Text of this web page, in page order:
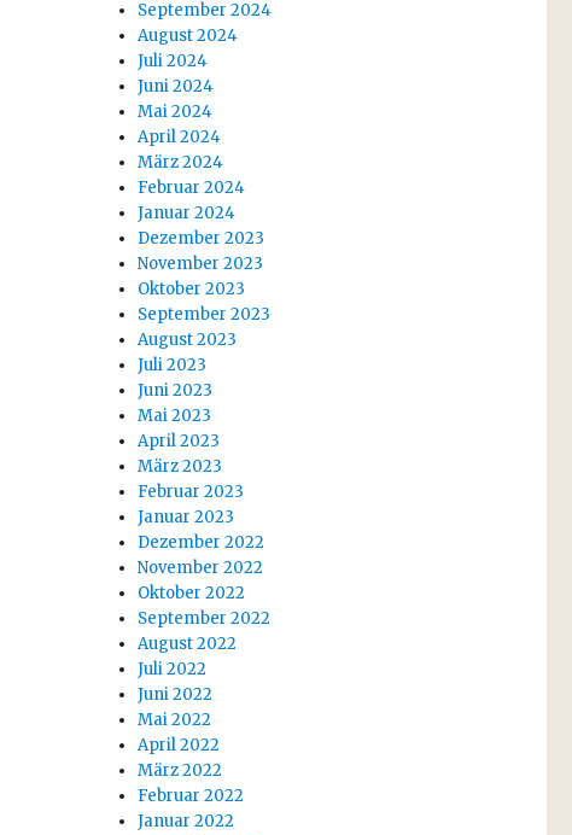
September 2024
August 2024
Juli 2024
Juni 2024
Mai 2024
April 2024
März 2024
Februar 2024
Januar 2024
Dezember 2023
November 2023
Oktober 2023
September 2023
August 2023
Juli 2023
Juni 2023
Mai 2023
April 2023
März 2023
Februar 2023
Januar 2023
Dezember 2022
November 2022
Oktober 2022
September 2022
August 2022
Juli 2022
Juni 2022
Mai 2022
April 2022
März 2022
Februar 2022
Januar 2022